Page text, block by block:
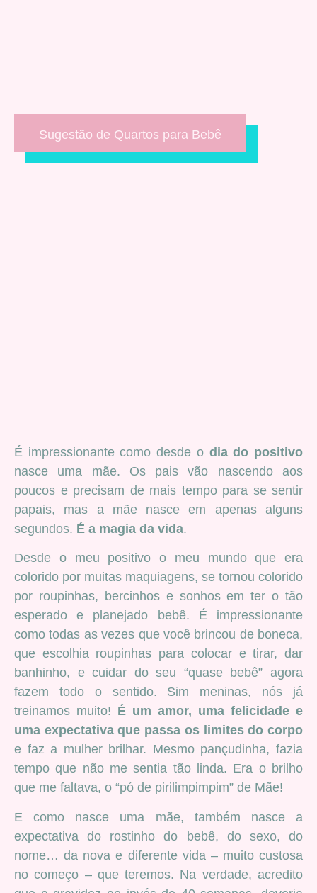
Sugestão de Quartos para Bebê
É impressionante como desde o dia do positivo
nasce uma mãe. Os pais vão nascendo aos
poucos e precisam de mais tempo para se sentir
papais, mas a mãe nasce em apenas alguns
segundos. É a magia da vida.
Desde o meu positivo o meu mundo que era
colorido por muitas maquiagens, se tornou colorido
por roupinhas, bercinhos e sonhos em ter o tão
esperado e planejado bebê. É impressionante
como todas as vezes que você brincou de boneca,
que escolhia roupinhas para colocar e tirar, dar
banhinho, e cuidar do seu “quase bebê” agora
fazem todo o sentido. Sim meninas, nós já
treinamos muito! É um amor, uma felicidade e
uma expectativa que passa os limites do corpo
e faz a mulher brilhar. Mesmo pançudinha, fazia
tempo que não me sentia tão linda. Era o brilho
que me faltava, o “pó de pirilimpimpim” de Mãe!
E como nasce uma mãe, também nasce a
expectativa do rostinho do bebê, do sexo, do
nome… da nova e diferente vida – muito custosa
no começo – que teremos. Na verdade, acredito